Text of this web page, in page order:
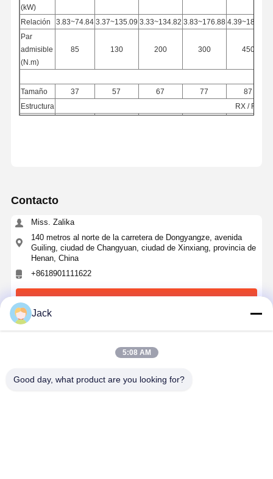
(kW)
Relación 3.83~74.84 3.37~135.09 3.33~134.82 3.83~176.88 4.39~186.89
Par
admisible
(N.m)
85 130 200 300 450
Tamaño 37 57 67 77
87
Estructura
RX / RXF
Par
(N.m)
Contacto
Miss. Zalika
140 metros al norte de la carretera de Dongyangze, avenida
Guiling, ciudad de Changyuan, ciudad de Xinxiang, provincia de
Henan, China
+8618901111622
Obtenga El Mejor Precio Por
Reductor helicoidal de tres etapas de la serie R
robusto con alta eficiencia de transmisión y
Jack
5:08 AM
Good day, what product are you looking for?